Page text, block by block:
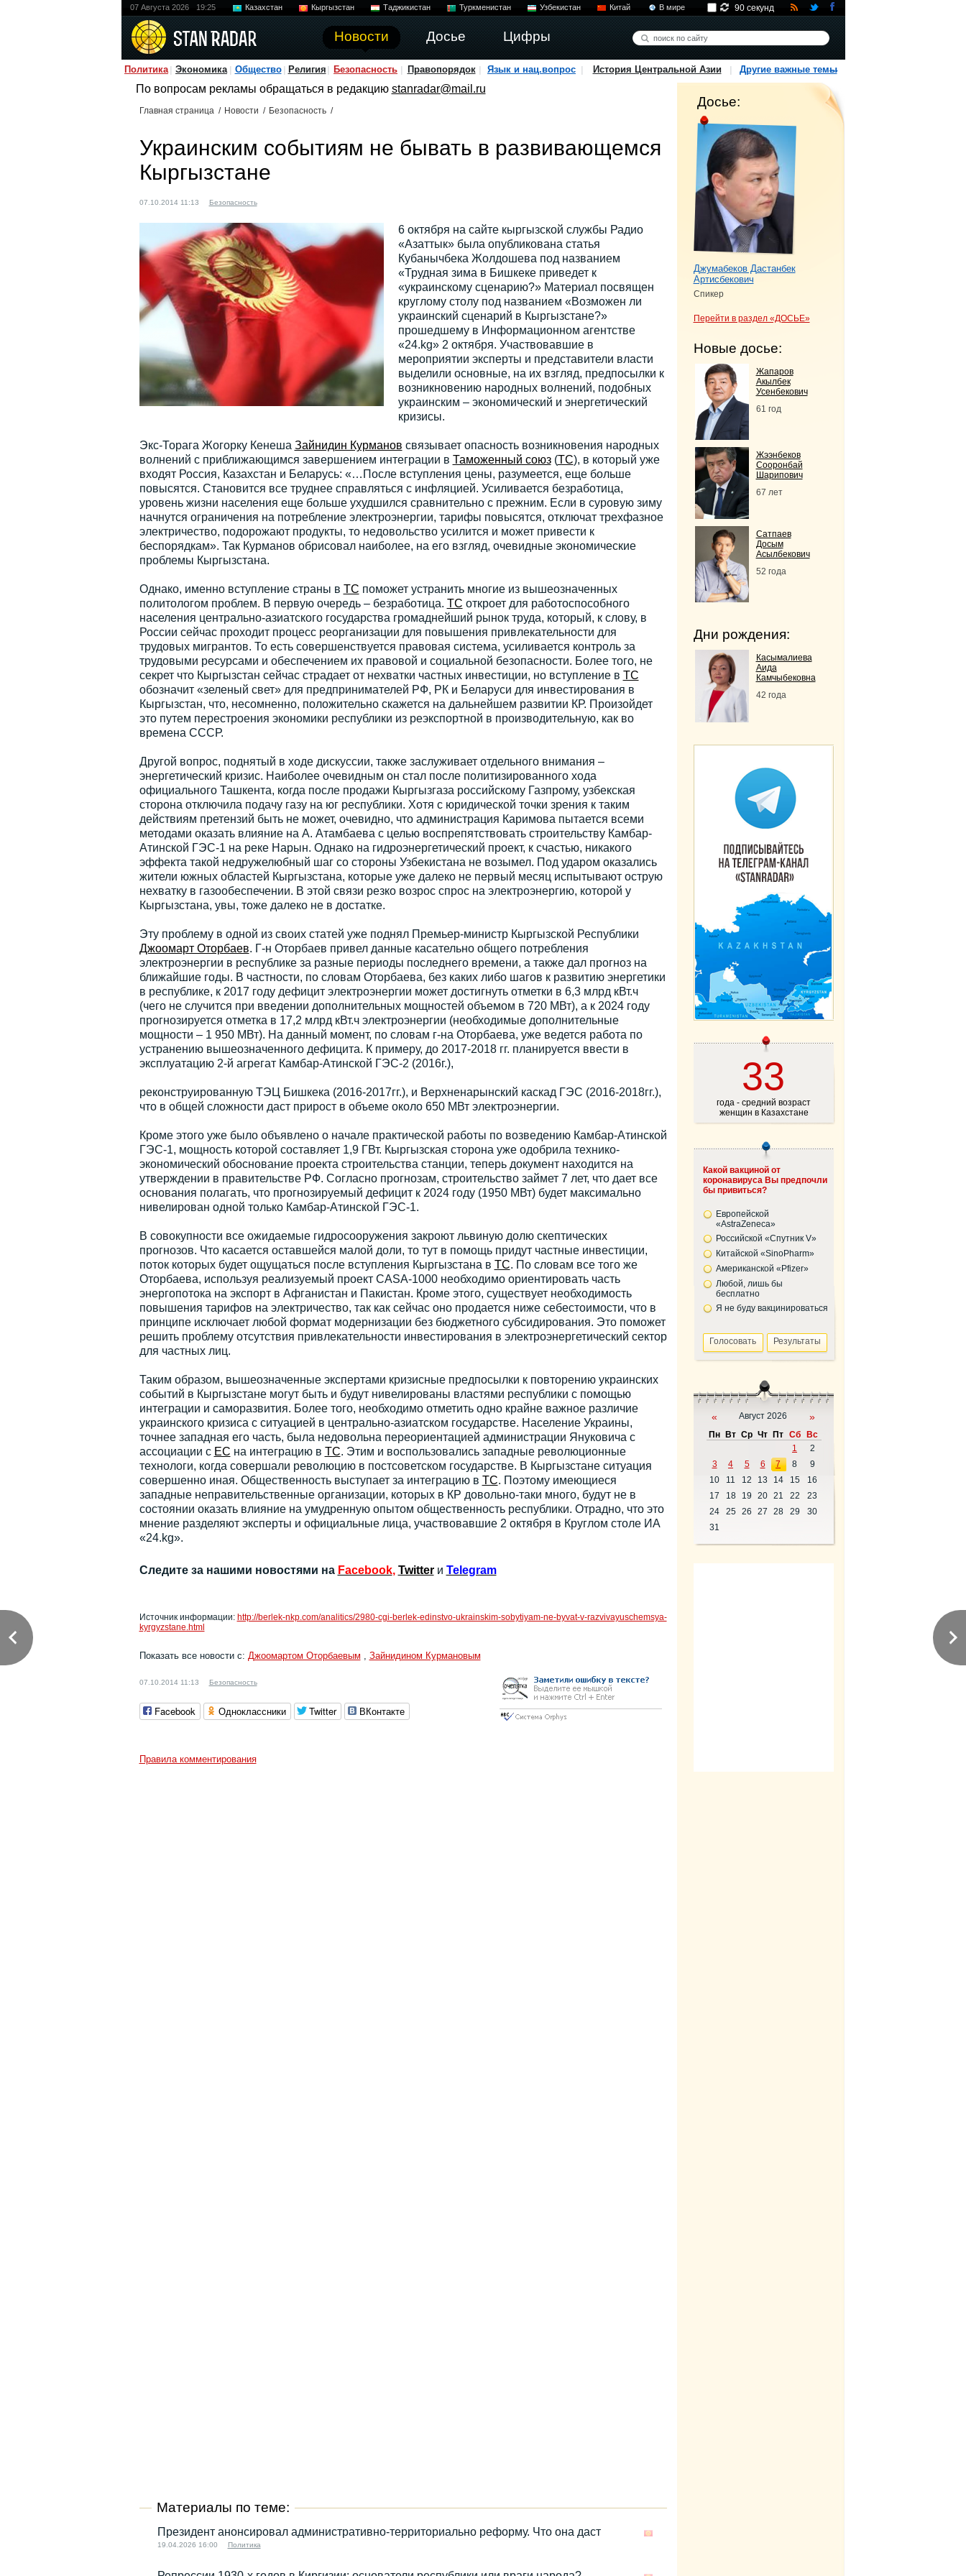
07 Августа 2026 19:25 Казахстан Кыргызстан Таджикистан Туркменистан Узбекистан Китай В мире
Новости Досье Цифры
90 секунд
Политика Экономика Общество Религия Безопасность Правопорядок Язык и нац.вопрос История Центральной Азии Другие важные темы
По вопросам рекламы обращаться в редакцию stanradar@mail.ru
Главная страница / Новости / Безопасность /
Украинским событиям не бывать в развивающемся
Кыргызстане
07.10.2014 11:13 Безопасность
6 октября на сайте кыргызской службы Радио
«Азаттык» была опубликована статья
Кубанычбека Жолдошева под названием
«Трудная зима в Бишкеке приведет к
«украинскому сценарию?» Материал посвящен
круглому столу под названием «Возможен ли
украинский сценарий в Кыргызстане?»
прошедшему в Информационном агентстве
«24.kg» 2 октября. Участвовавшие в
мероприятии эксперты и представители власти
выделили основные, на их взгляд, предпосылки к
возникновению народных волнений, подобных
украинским – экономический и энергетический
кризисы.
Экс-Торага Жогорку Кенеша Зайнидин Курманов связывает опасность возникновения народных
волнений с приближающимся завершением интеграции в Таможенный союз(ТС), в который уже
входят Россия, Казахстан и Беларусь: «…После вступления цены, разумеется, еще больше
повысятся. Становится все труднее справляться с инфляцией. Усиливается безработица,
уровень жизни населения еще больше ухудшился сравнительно с прежним. Если в суровую зиму
начнутся ограничения на потребление электроэнергии, тарифы повысятся, отключат трехфазное
электричество, подорожают продукты, то недовольство усилится и может привести к
беспорядкам». Так Курманов обрисовал наиболее, на его взгляд, очевидные экономические
проблемы Кыргызстана.
Однако, именно вступление страны в ТС поможет устранить многие из вышеозначенных
политологом проблем. В первую очередь – безработица. ТС откроет для работоспособного
населения центрально-азиатского государства громаднейший рынок труда, который, к слову, в
России сейчас проходит процесс реорганизации для повышения привлекательности для
трудовых мигрантов. То есть совершенствуется правовая система, усиливается контроль за
трудовыми ресурсами и обеспечением их правовой и социальной безопасности. Более того, не
секрет что Кыргызстан сейчас страдает от нехватки частных инвестиции, но вступление в ТС
обозначит «зеленый свет» для предпринимателей РФ, РК и Беларуси для инвестирования в
Кыргызстан, что, несомненно, положительно скажется на дальнейшем развитии КР. Произойдет
это путем перестроения экономики республики из реэкспортной в производительную, как во
времена СССР.
Другой вопрос, поднятый в ходе дискуссии, также заслуживает отдельного внимания –
энергетический кризис. Наиболее очевидным он стал после политизированного хода
официального Ташкента, когда после продажи Кыргызгаза российскому Газпрому, узбекская
сторона отключила подачу газу на юг республики. Хотя с юридической точки зрения к таким
действиям претензий быть не может, очевидно, что администрация Каримова пытается всеми
методами оказать влияние на А. Атамбаева с целью воспрепятствовать строительству Камбар-
Атинской ГЭС-1 на реке Нарын. Однако на гидроэнергетический проект, к счастью, никакого
эффекта такой недружелюбный шаг со стороны Узбекистана не возымел. Под ударом оказались
жители южных областей Кыргызстана, которые уже далеко не первый месяц испытывают острую
нехватку в газообеспечении. В этой связи резко возрос спрос на электроэнергию, которой у
Кыргызстана, увы, тоже далеко не в достатке.
Эту проблему в одной из своих статей уже поднял Премьер-министр Кыргызской Республики
Джоомарт Оторбаев. Г-н Оторбаев привел данные касательно общего потребления
электроэнергии в республике за разные периоды последнего времени, а также дал прогноз на
ближайшие годы. В частности, по словам Оторбаева, без каких либо шагов к развитию энергетики
в республике, к 2017 году дефицит электроэнергии может достигнуть отметки в 6,3 млрд кВт.ч
(чего не случится при введении дополнительных мощностей объемом в 720 МВт), а к 2024 году
прогнозируется отметка в 17,2 млрд кВт.ч электроэнергии (необходимые дополнительные
мощности – 1 950 МВт). На данный момент, по словам г-на Оторбаева, уже ведется работа по
устранению вышеозначенного дефицита. К примеру, до 2017-2018 гг. планируется ввести в
эксплуатацию 2-й агрегат Камбар-Атинской ГЭС-2 (2016г.),
реконструированную ТЭЦ Бишкека (2016-2017гг.), и Верхненарынский каскад ГЭС (2016-2018гг.),
что в общей сложности даст прирост в объеме около 650 МВт электроэнергии.
Кроме этого уже было объявлено о начале практической работы по возведению Камбар-Атинской
ГЭС-1, мощность которой составляет 1,9 ГВт. Кыргызская сторона уже одобрила технико-
экономический обоснование проекта строительства станции, теперь документ находится на
утверждении в правительстве РФ. Согласно прогнозам, строительство займет 7 лет, что дает все
основания полагать, что прогнозируемый дефицит к 2024 году (1950 МВт) будет максимально
нивелирован одной только Камбар-Атинской ГЭС-1.
В совокупности все ожидаемые гидросооружения закроют львиную долю скептических
прогнозов. Что касается оставшейся малой доли, то тут в помощь придут частные инвестиции,
поток которых будет ощущаться после вступления Кыргызстана в ТС. По словам все того же
Оторбаева, используя реализуемый проект CASA-1000 необходимо ориентировать часть
энергопотока на экспорт в Афганистан и Пакистан. Кроме этого, существует необходимость
повышения тарифов на электричество, так как сейчас оно продается ниже себестоимости, что в
принципе исключает любой формат модернизации без бюджетного субсидирования. Это поможет
решить проблему отсутствия привлекательности инвестирования в электроэнергетический сектор
для частных лиц.
Таким образом, вышеозначенные экспертами кризисные предпосылки к повторению украинских
событий в Кыргызстане могут быть и будут нивелированы властями республики с помощью
интеграции и саморазвития. Более того, необходимо отметить одно крайне важное различие
украинского кризиса с ситуацией в центрально-азиатском государстве. Население Украины,
точнее западная его часть, была недовольна переориентацией администрации Януковича с
ассоциации с ЕС на интеграцию в ТС. Этим и воспользовались западные революционные
технологи, когда совершали революцию в постсоветском государстве. В Кыргызстане ситуация
совершенно иная. Общественность выступает за интеграцию в ТС. Поэтому имеющиеся
западные неправительственные организации, которых в КР довольно-таки много, будут не в
состоянии оказать влияние на умудренную опытом общественность республики. Отрадно, что это
мнение разделяют эксперты и официальные лица, участвовавшие 2 октября в Круглом столе ИА
«24.kg».
Следите за нашими новостями на Facebook, Twitter и Telegram
Источник информации: http://berlek-nkp.com/analitics/2980-cgi-berlek-edinstvo-ukrainskim-sobytiyam-ne-byvat-v-razvivayuschemsya-
kyrgyzstane.html
Показать все новости с: Джоомартом Оторбаевым , Зайнидином Курмановым
07.10.2014 11:13 Безопасность
Facebook Одноклассники Twitter ВКонтакте
Правила комментирования
Материалы по теме:
Президент анонсировал административно-территориально реформу. Что она даст
19.04.2026 16:00 Политика
Досье:
Джумабеков Дастанбек
Артисбекович
Спикер
Перейти в раздел «ДОСЬЕ»
Новые досье:
Жапаров
Акылбек
Усенбекович
61 год
Жээнбеков
Сооронбай
Шарипович
67 лет
Сатпаев
Досым
Асылбекович
52 года
Дни рождения:
Касымалиева
Аида
Камчыбековна
42 года
33
года - средний возраст
женщин в Казахстане
Какой вакциной от
коронавируса Вы предпочли
бы привиться?
Европейской
«AstraZeneca»
Российской «Спутник V»
Китайской «SinoPharm»
Американской «Pfizer»
Любой, лишь бы
бесплатно
Я не буду вакцинироваться
« Август 2026 »
Пн Вт Ср Чт Пт Сб
Вс
1
2
3
4 5 6 7 8
9
10
11 12 13 14 15
16
17
18 19 20 21 22
23
24
25 26 27 28 29
30
31